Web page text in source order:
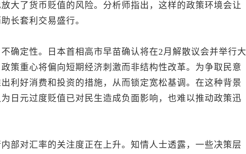
大了货币贬值的风险。分析师指出，这样的政策环境会让
长套利交易盛行。
确定性。日本首相高市早苗确认将在2月解散议会并举行大
策重心将偏向短期经济刺激而非结构性改革。为争取民意
利好消费和投资的措施，从而锁定宽松基调。在这种背景
为日元过度贬值已对民生造成负面影响，也难以推动政策迅
部对汇率的关注度正在上升。知情人士透露，一些决策层